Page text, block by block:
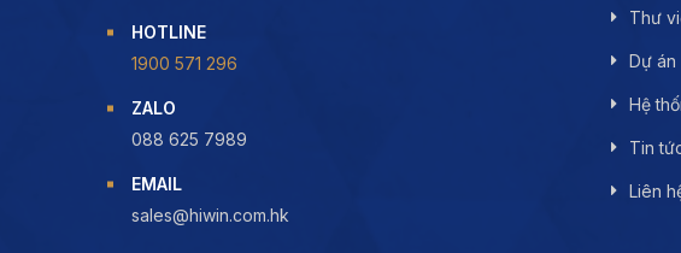
HOTLINE
1900 571 296
ZALO
088 625 7989
EMAIL
sales@hiwin.com.hk
Thư
Dự án
Hệ
Tin
Liên